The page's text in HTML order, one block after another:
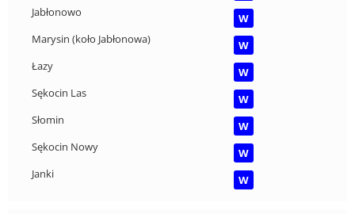
Jabłonowo
W
Marysin (koło Jabłonowa)
W
Łazy
W
Sękocin Las
W
Słomin
W
Sękocin Nowy
W
Janki
W